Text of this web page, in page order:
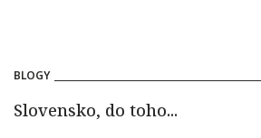
BLOGY